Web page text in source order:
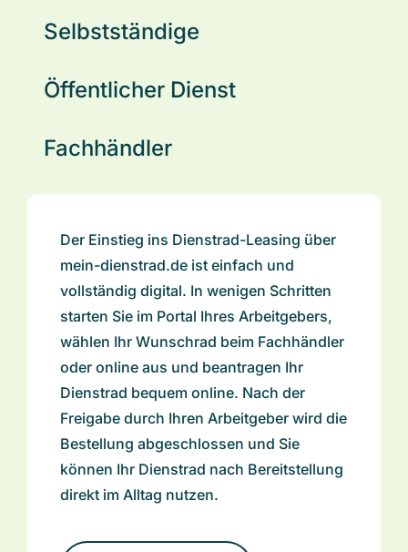
Selbstständige
Öffentlicher Dienst
Fachhändler
Der Einstieg ins Dienstrad-Leasing über
mein-dienstrad.de ist einfach und
vollständig digital. In wenigen Schritten
starten Sie im Portal Ihres Arbeitgebers,
wählen Ihr Wunschrad beim Fachhändler
oder online aus und beantragen Ihr
Dienstrad bequem online. Nach der
Freigabe durch Ihren Arbeitgeber wird die
Bestellung abgeschlossen und Sie
können Ihr Dienstrad nach Bereitstellung
direkt im Alltag nutzen.